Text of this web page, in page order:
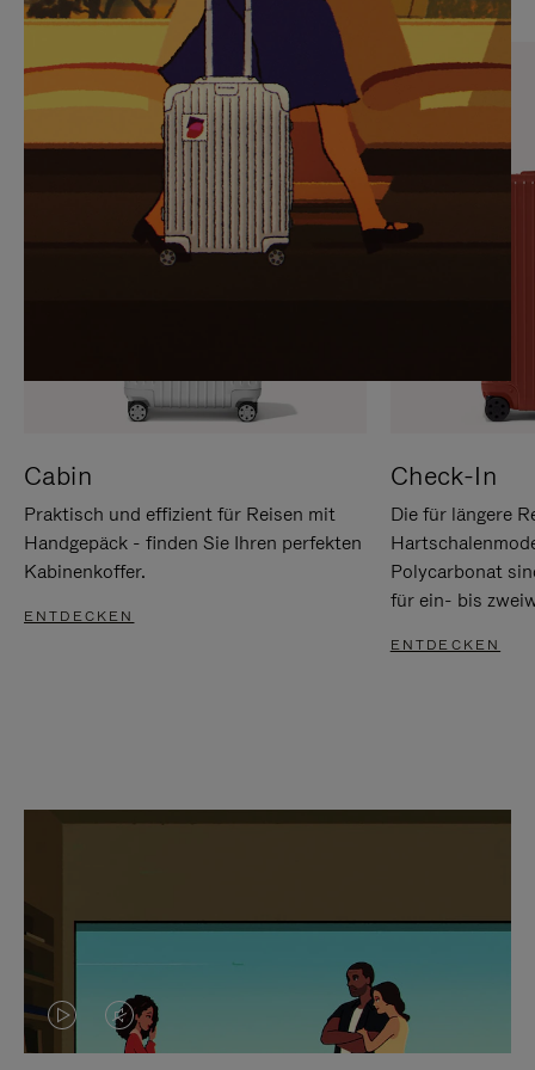
SIE,
UM
ANZUHALTEN
AUFHEBEN
DER
STUMMSCHALTUNG
Cabin
Praktisch und effizient für Reisen mit
Handgepäck - finden Sie Ihren perfekten
Kabinenkoffer.
ENTDECKEN
Check-In
Die für längere
Polycarbonat
für ein- bis
ENTDECKEN
DASVIDEO